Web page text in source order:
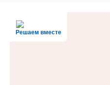
Решаем вместе